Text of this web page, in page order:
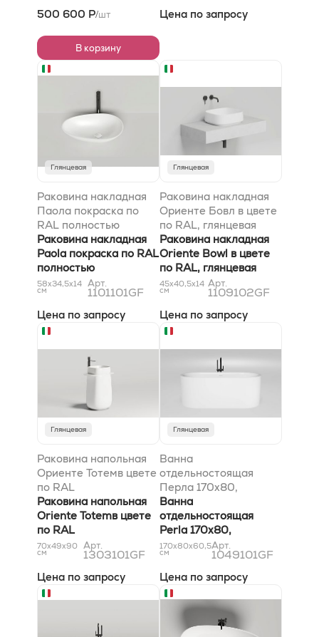
500 600 Р/шт
В корзину
Цена по запросу
Глянцевая
Раковина накладная
Паола покраска по
RAL полностью
Раковина накладная
Paola покраска по RAL
полностью
58x34,5x14
см
Арт.
1101101GF
Цена по запросу
Глянцевая
Раковина накладная
Ориенте Бовл в цвете
по RAL, глянцевая
Раковина накладная
Oriente Bowl в цвете
по RAL, глянцевая
45x40,5x14
см
Арт.
1109102GF
Цена по запросу
Глянцевая
Раковина напольная
Ориенте Тотемв цвете
по RAL
Раковина напольная
Oriente Totemв цвете
по RAL
70x49x90
см
Арт.
1303101GF
Цена по запросу
Глянцевая
Ванна
отдельностоящая
Перла 170x80,
глянцевая, покраска
по RAL полностью
Ванна
отдельностоящая
Perla 170x80,
глянцевая, покраска
по RAL полностью
170x80x60,5
см
Арт.
1049101GF
Цена по запросу